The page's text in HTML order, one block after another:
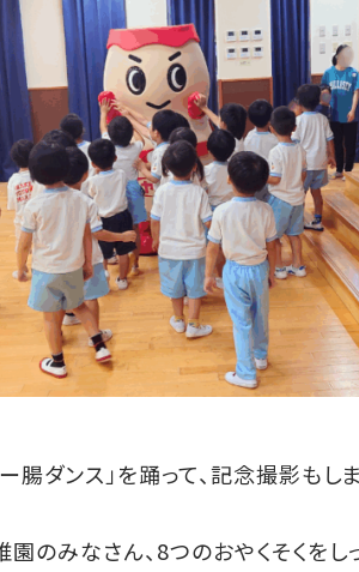
腸ダンス」を踊って、記念撮影も
のみなさん、8つのおやくそくをし